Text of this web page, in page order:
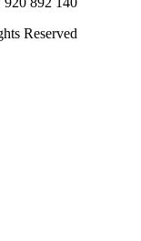
Reserved